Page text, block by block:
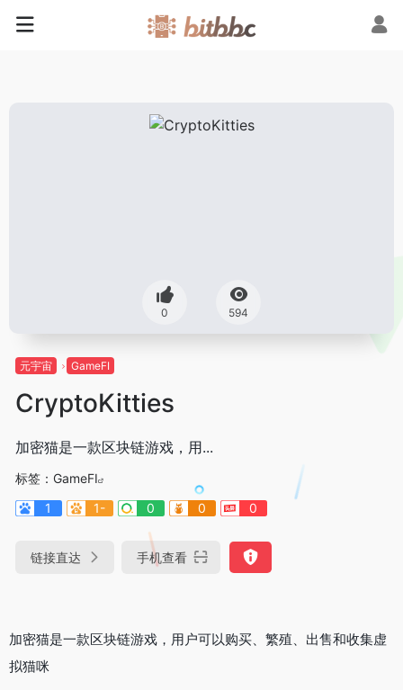
0 594
元宇宙 GameFI
CryptoKitties
加密猫是一款区块链游戏，用...
标签： GameFI
1
1- 0 0 0
链接直达 手机查看
加密猫是一款区块链游戏，用户可以购买、繁殖、出售和收集虚
拟猫咪